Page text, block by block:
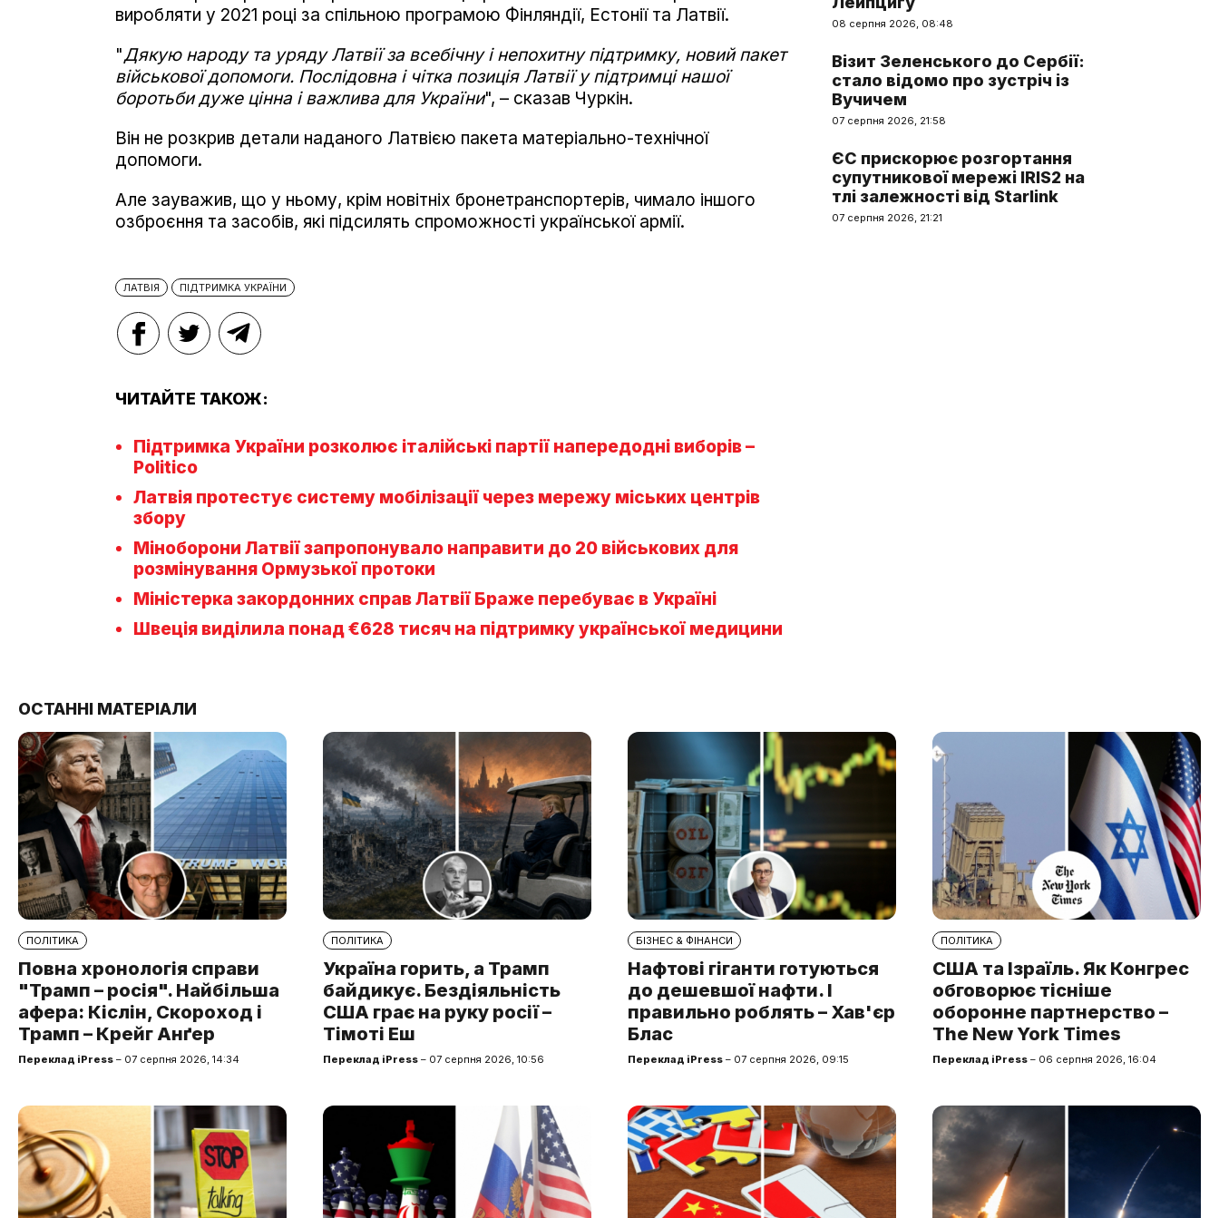
виробляти у 2021 році за спільною програмою Фінляндії, Естонії та Латвії.
"Дякую народу та уряду Латвії за всебічну і непохитну підтримку, новий пакет
військової допомоги. Послідовна і чітка позиція Латвії у підтримці нашої
боротьби дуже цінна і важлива для України", – сказав Чуркін.
Він не розкрив детали наданого Латвією пакета матеріально-технічної
допомоги.
Але зауважив, що у ньому, крім новітніх бронетранспортерів, чимало іншого
озброєння та засобів, які підсилять спроможності української армії.
ЛАТВІЯ ПІДТРИМКА УКРАЇНИ
ЧИТАЙТЕ ТАКОЖ:
Підтримка України розколює італійські партії напередодні виборів –
Politico
Латвія протестує систему мобілізації через мережу міських центрів
збору
Міноборони Латвії запропонувало направити до 20 військових для
розмінування Ормузької протоки
Міністерка закордонних справ Латвії Браже перебуває в Україні
Швеція виділила понад €628 тисяч на підтримку української медицини
08 серпня 2026, 08:48
Візит Зеленського до Сербії:
стало відомо про зустріч із
Вучичем
07 серпня 2026, 21:58
ЄС прискорює розгортання
супутникової мережі IRIS2 на
тлі залежності від Starlink
07 серпня 2026, 21:21
ОСТАННІ МАТЕРІАЛИ
ПОЛІТИКА
Повна хронологія справи
"Трамп – росія". Найбільша
афера: Кіслін, Скороход і
Трамп – Крейг Анґер
Переклад iPress – 07 серпня 2026, 14:34
ПОЛІТИКА
Україна горить, а Трамп
байдикує. Бездіяльність
США грає на руку росії –
Тімоті Еш
Переклад iPress – 07 серпня 2026, 10:56
БІЗНЕС & ФІНАНСИ
Нафтові гіганти готуються
до дешевшої нафти. І
правильно роблять – Хав'єр
Блас
Переклад iPress – 07 серпня 2026, 09:15
ПОЛІТИКА
США та Ізраїль. Як Конгрес
обговорює тісніше
оборонне партнерство –
The New York Times
Переклад iPress – 06 серпня 2026, 16:04